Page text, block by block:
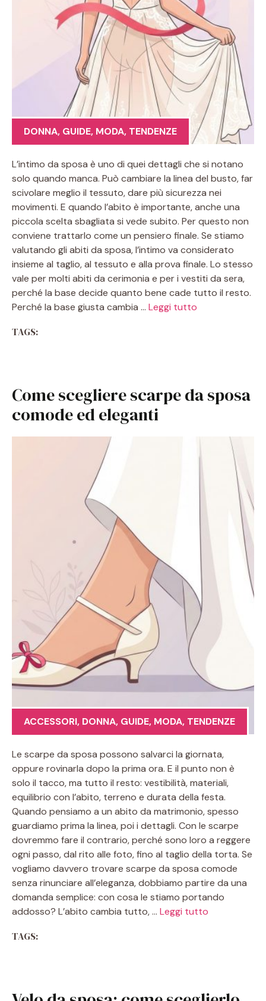
DONNA, GUIDE, MODA, TENDENZE
L’intimo da sposa è uno di quei dettagli che si notano
solo quando manca. Può cambiare la linea del busto, far
scivolare meglio il tessuto, dare più sicurezza nei
movimenti. E quando l’abito è importante, anche una
piccola scelta sbagliata si vede subito. Per questo non
conviene trattarlo come un pensiero finale. Se stiamo
valutando gli abiti da sposa, l’intimo va considerato
insieme al taglio, al tessuto e alla prova finale. Lo stesso
vale per molti abiti da cerimonia e per i vestiti da sera,
perché la base decide quanto bene cade tutto il resto.
Perché la base giusta cambia … Leggi tutto
TAGS:
Come scegliere scarpe da sposa
comode ed eleganti
ACCESSORI, DONNA, GUIDE, MODA, TENDENZE
Le scarpe da sposa possono salvarci la giornata,
oppure rovinarla dopo la prima ora. E il punto non è
solo il tacco, ma tutto il resto: vestibilità, materiali,
equilibrio con l’abito, terreno e durata della festa.
Quando pensiamo a un abito da matrimonio, spesso
guardiamo prima la linea, poi i dettagli. Con le scarpe
dovremmo fare il contrario, perché sono loro a reggere
ogni passo, dal rito alle foto, fino al taglio della torta. Se
vogliamo davvero trovare scarpe da sposa comode
senza rinunciare all’eleganza, dobbiamo partire da una
domanda semplice: con cosa le stiamo portando
addosso? L’abito cambia tutto, … Leggi tutto
TAGS: